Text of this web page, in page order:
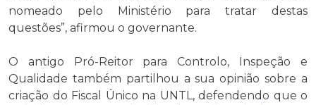
nomeado pelo Ministério para tratar destas
questões”, afirmou o governante.
O antigo Pró-Reitor para Controlo, Inspeção e
Qualidade também partilhou a sua opinião sobre a
criação do Fiscal Único na UNTL, defendendo que o